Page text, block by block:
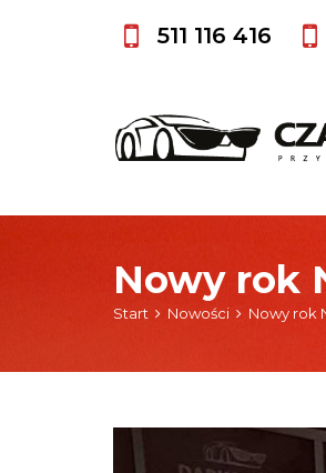
511 116 416
Nowy rok
Start Nowości Nowy rok